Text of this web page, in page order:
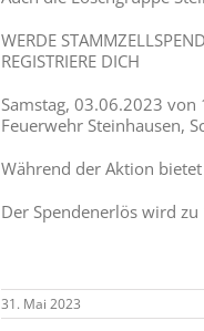
WERDE
REGISTRIERE DICH
Samstag, 03.06.2023 von
Feuerwehr Steinhausen,
Während der Aktion
Der Spendenerlös wird
31. Mai 2023